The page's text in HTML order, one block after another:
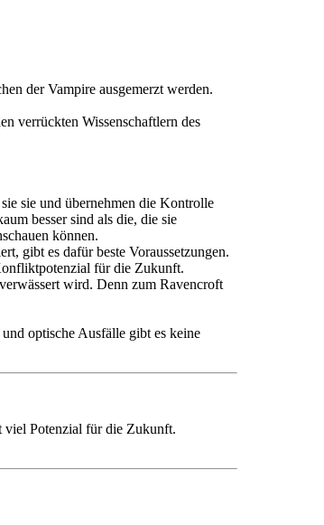
der Vampire ausgemerzt werden.
verrückten Wissenschaftlern des
sie und übernehmen die Kontrolle
besser sind als die, die sie
können.
gibt es dafür beste Voraussetzungen.
für die Zukunft.
wird. Denn zum Ravencroft
optische Ausfälle gibt es keine
viel Potenzial für die Zukunft.